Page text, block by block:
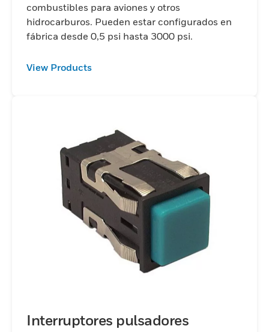
combustibles para aviones y otros
hidrocarburos. Pueden estar configurados en
fábrica desde 0,5 psi hasta 3000 psi.
View Products
Interruptores pulsadores